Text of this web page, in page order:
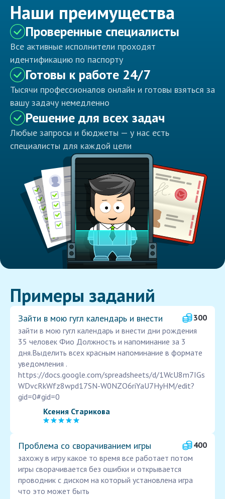
Наши преимущества
Проверенные специалисты
Все активные исполнители проходят
идентификацию по паспорту
Готовы к работе 24/7
Тысячи профессионалов онлайн и готовы взяться за
вашу задачу немедленно
Решение для всех задач
Любые запросы и бюджеты — у нас есть
специалисты для каждой цели
Примеры заданий
Зайти в мою гугл календарь и внести
300
зайти в мою гугл календарь и внести дни рождения
35 человек Фио Должность и напоминание за 3
дня.Выделить всех красным напоминание в формате
уведомления .
https://docs.google.com/spreadsheets/d/1WcU8m7IGs
WDvcRkWfz8wpd17SN-W0NZO6riYaU7HyHM/edit?
gid=0#gid=0
Ксения Старикова
Проблема со сворачиванием игры
400
захожу в игру какое то время все работает потом
игры сворачивается без ошибки и открывается
проводник с диском на который установлена игра
что это может быть